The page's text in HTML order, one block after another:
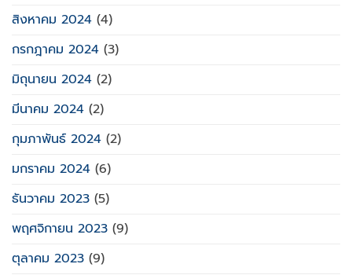
สิงหาคม 2024 (4)
กรกฎาคม 2024 (3)
มิถุนายน 2024 (2)
มีนาคม 2024 (2)
กุมภาพันธ์ 2024 (2)
มกราคม 2024 (6)
ธันวาคม 2023 (5)
พฤศจิกายน 2023 (9)
ตุลาคม 2023 (9)